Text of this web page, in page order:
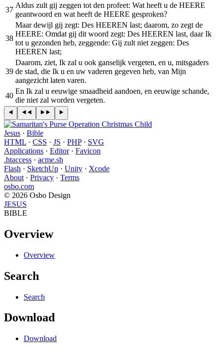
37
Aldus zult gij zeggen tot den profeet: Wat heeft u de HEERE
geantwoord en wat heeft de HEERE gesproken?
38
Maar dewijl gij zegt: Des HEEREN last; daarom, zo zegt de
HEERE: Omdat gij dit woord zegt: Des HEEREN last, daar Ik
tot u gezonden heb, zeggende: Gij zult niet zeggen: Des
HEEREN last;
39
Daarom, ziet, Ik zal u ook ganselijk vergeten, en u, mitsgaders
de stad, die Ik u en uw vaderen gegeven heb, van Mijn
aangezicht laten varen.
40
En Ik zal u eeuwige smaadheid aandoen, en eeuwige schande,
die niet zal worden vergeten.
Jesus · Bible
HTML · CSS · JS · PHP· SVG
Applications · Editor· Favicon
.htaccess · acme.sh
Flash · SketchUp · Unity · Xcode
About · Privacy · Terms
osbo.com
© 2026 Osbo Design
JESUS
BIBLE
Overview
Overview
Search
Search
Download
Download